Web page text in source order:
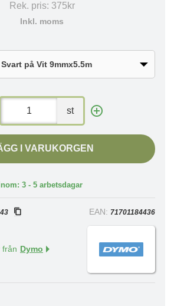
Rek. pris: 375kr
Inkl. moms
st
I VARUKORGEN
3 - 5 arbetsdagar
EAN: 71701184436
från Dymo